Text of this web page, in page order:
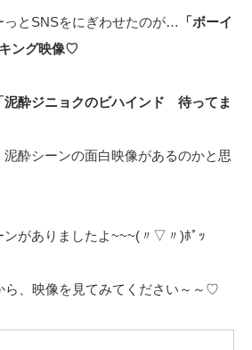
っとSNSをにぎわせたのが…
「ボーイ
ング映像♡
泥酔ジニョクのビハインド 待ってま
シーンの面白映像があるのかと思
ンがありましたよ~~~(〃▽〃)ﾎﾟｯ
ら、映像を見てみてください～～♡